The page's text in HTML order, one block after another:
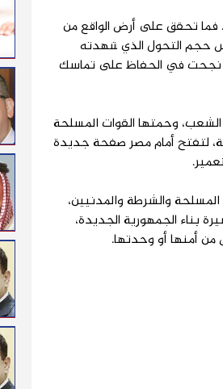
فما تحقق على أرض الواقع من
حجم التحول الذي شهدته
فإن مصر نجحت في الحفاظ على تماسك
الشعب، وحمتها القوات المسلحة
لتفتح أمام مصر صفحة جديدة
والشرطة والمدنيين،
بناء الجمهورية الجديدة،
أمنها أو وحدتها.